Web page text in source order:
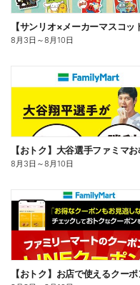
8月3日 ～8月10日
8月3日 ～8月10日